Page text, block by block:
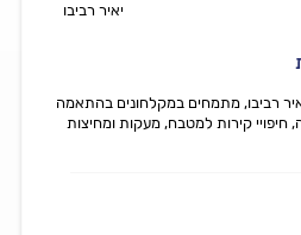
יאיר רביבו
רביבו, מתמחים במקלחונים בהתאמה
חיפויי קירות למטבח, מעקות ומחיצות